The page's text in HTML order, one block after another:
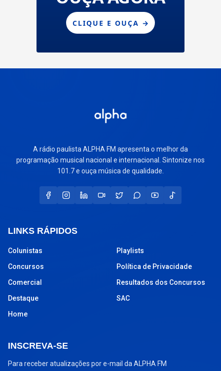
A rádio paulista ALPHA FM apresenta o melhor da
programação musical nacional e internacional. Sintonize nos
101.7 e ouça música de qualidade.
LINKS RÁPIDOS
Colunistas
Concursos
Comercial
Destaque
Home
Playlists
Política de Privacidade
Resultados dos Concursos
SAC
INSCREVA-SE
Para receber atualizações por e-mail da ALPHA FM